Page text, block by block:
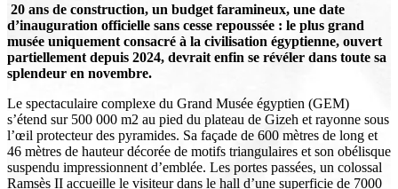
20 ans de construction, un budget faramineux, une date
d’inauguration officielle sans cesse repoussée : le plus grand
musée uniquement consacré à la civilisation égyptienne, ouvert
partiellement depuis 2024, devrait enfin se révéler dans toute sa
splendeur en novembre.
Le spectaculaire complexe du Grand Musée égyptien (GEM)
s’étend sur 500 000 m2 au pied du plateau de Gizeh et rayonne sous
l’œil protecteur des pyramides. Sa façade de 600 mètres de long et
46 mètres de hauteur décorée de motifs triangulaires et son obélisque
suspendu impressionnent d’emblée. Les portes passées, un colossal
Ramsès II accueille le visiteur dans le hall d’une superficie de 7000